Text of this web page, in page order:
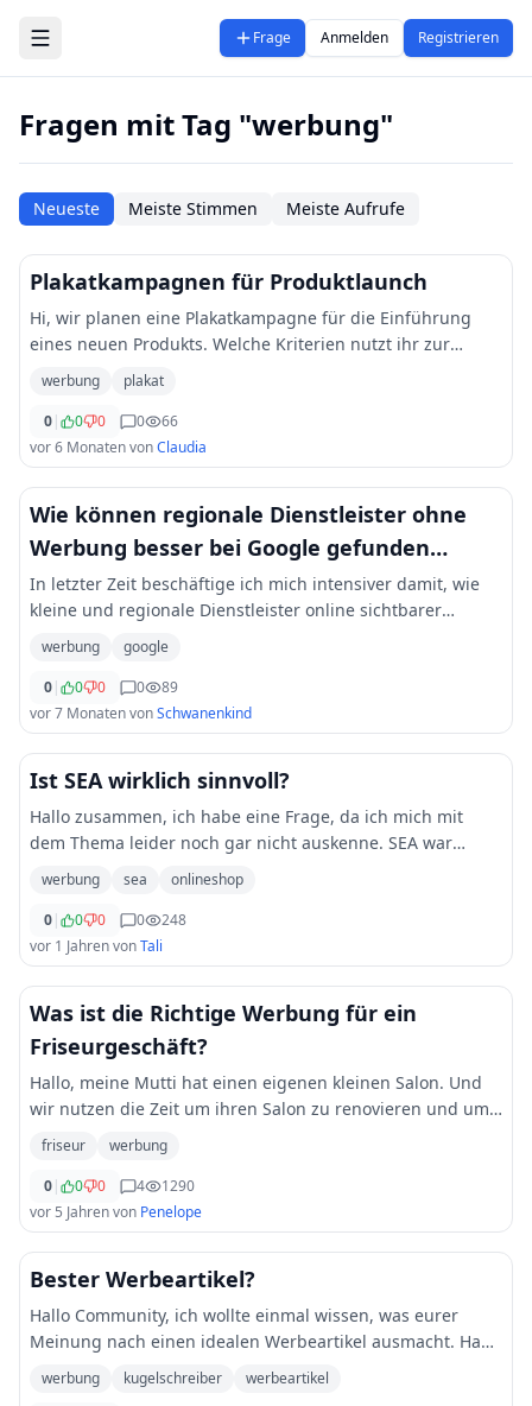
Zum Hauptinhalt springen
Frage Anmelden Registrieren
Fragen mit Tag "werbung"
Neueste Meiste Stimmen Meiste Aufrufe
Plakatkampagnen für Produktlaunch
Hi, wir planen eine Plakatkampagne für die Einführung
eines neuen Produkts. Welche Kriterien nutzt ihr zur
Standortwahl (z. B. viel Fußverkehr, Stadtzentren oder
Außenflächen) und was hat sich bei euc
werbung
plakat
0| 0 0 0
66
vor 6 MonatenvonClaudia
Wie können regionale Dienstleister ohne
Werbung besser bei Google gefunden
werden?
In letzter Zeit beschäftige ich mich intensiver damit, wie
kleine und regionale Dienstleister online sichtbarer
werden können. Gerade ohne große Werbebudgets
scheint es schwierig zu sein, bei Google d
werbung
google
0| 0 0 0
89
vor 7 MonatenvonSchwanenkind
Ist SEA wirklich sinnvoll?
Hallo zusammen, ich habe eine Frage, da ich mich mit
dem Thema leider noch gar nicht auskenne. SEA war
bisher nie ein Thema für mich, aber viele meiner Freunde
haben mir geraten, es für meinen Online
werbung sea
onlineshop
0| 0 0 0
248
vor 1 JahrenvonTali
Was ist die Richtige Werbung für ein
Friseurgeschäft?
Hallo, meine Mutti hat einen eigenen kleinen Salon. Und
wir nutzen die Zeit um ihren Salon zu renovieren und um
Werbung zu streuen. Was wäre für euch passende
Werbung für einen Friseursalon?
friseur
werbung
0| 0 0 4
1290
vor 5 Jahrenvon Penelope
Bester Werbeartikel?
Hallo Community, ich wollte einmal wissen, was eurer
Meinung nach einen idealen Werbeartikel ausmacht. Habe
mich mal bei [CRIMEX]
(https://de.crimex.com/werbeartikel)&nbsp;umgesehen.
werbung kugelschreiber
werbeartikel